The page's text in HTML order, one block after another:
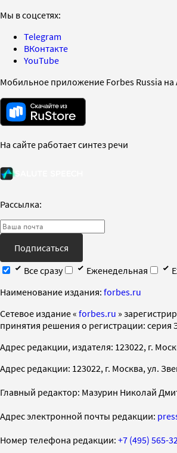
Мы в соцсетях:
Telegram
ВКонтакте
YouTube
Мобильное приложение Forbes Russia на
На сайте работает синтез речи
Рассылка:
Подписаться
Все сразу
Еженедельная
Наименование издания: forbes.ru
Cетевое издание « forbes.ru »
принятия решения о регистрации: серия
Адрес редакции, издателя: 123022, г.
Адрес редакции: 123022, г. Москва, ул.
Главный редактор: Мазурин Николай
Адрес электронной почты редакции:
Номер телефона редакции: +7 (495) 565-